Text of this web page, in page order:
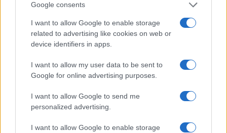
Google consents
I want to allow Google to enable storage
related to advertising like cookies on web or
device identifiers in apps.
I want to allow my user data to be sent to
Google for online advertising purposes.
I want to allow Google to send me
personalized advertising.
I want to allow Google to enable storage